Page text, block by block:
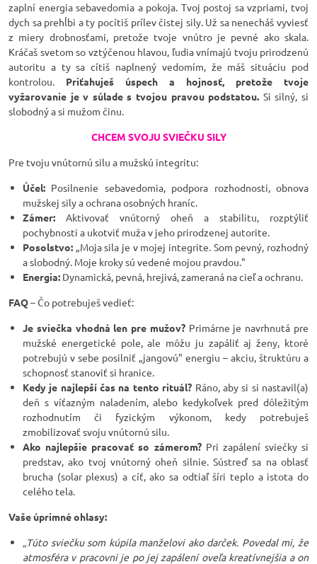
zaplní energia sebavedomia a pokoja. Tvoj postoj sa vzpriami, tvoj
dych sa prehĺbi a ty pocítiš prílev čistej sily. Už sa nenecháš vyviesť
z miery drobnosťami, pretože tvoje vnútro je pevné ako skala.
Kráčaš svetom so vztýčenou hlavou, ľudia vnímajú tvoju prirodzenú
autoritu a ty sa cítiš naplnený vedomím, že máš situáciu pod
kontrolou. Priťahuješ úspech a hojnosť, pretože tvoje
vyžarovanie je v súlade s tvojou pravou podstatou. Si silný, si
slobodný a si mužom činu.
CHCEM SVOJU SVIEČKU SILY
Pre tvoju vnútornú silu a mužskú integritu:
Účel: Posilnenie sebavedomia, podpora rozhodnosti, obnova
mužskej sily a ochrana osobných hraníc.
Zámer: Aktivovať vnútorný oheň a stabilitu, rozptýliť
pochybnosti a ukotviť muža v jeho prirodzenej autorite.
Posolstvo: „Moja sila je v mojej integrite. Som pevný, rozhodný
a slobodný. Moje kroky sú vedené mojou pravdou."
Energia: Dynamická, pevná, hrejivá, zameraná na cieľ a ochranu.
FAQ– Čo potrebuješ vedieť:
Je sviečka vhodná len pre mužov? Primárne je navrhnutá pre
mužské energetické pole, ale môžu ju zapáliť aj ženy, ktoré
potrebujú v sebe posilniť „jangovú" energiu – akciu, štruktúru a
schopnosť stanoviť si hranice.
Kedy je najlepší čas na tento rituál? Ráno, aby si si nastavil(a)
deň s víťazným naladením, alebo kedykoľvek pred dôležitým
rozhodnutím či fyzickým výkonom, kedy potrebuješ
zmobilizovať svoju vnútornú silu.
Ako najlepšie pracovať so zámerom? Pri zapálení sviečky si
predstav, ako tvoj vnútorný oheň silnie. Sústreď sa na oblasť
brucha (solar plexus) a cíť, ako sa odtiaľ šíri teplo a istota do
celého tela.
Vaše úprimné ohlasy:
„Túto sviečku som kúpila manželovi ako darček. Povedal mi, že
atmosféra v pracovni je po jej zapálení oveľa kreatívnejšia a on